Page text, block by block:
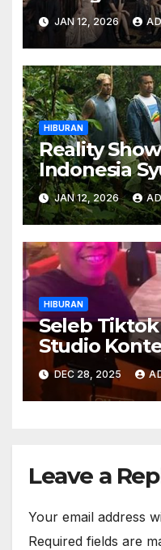
Meroket
JAN 12, 2026
HIBURAN
Reality
Indonesia
Terpencil –
Negara
JAN 12, 2026
HIBURAN
Seleb
Studio
Kolaborasi
Global
DEC 28, 2025
Leave a
Your email address
Required fields are